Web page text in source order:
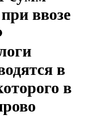
ввозе
в
в